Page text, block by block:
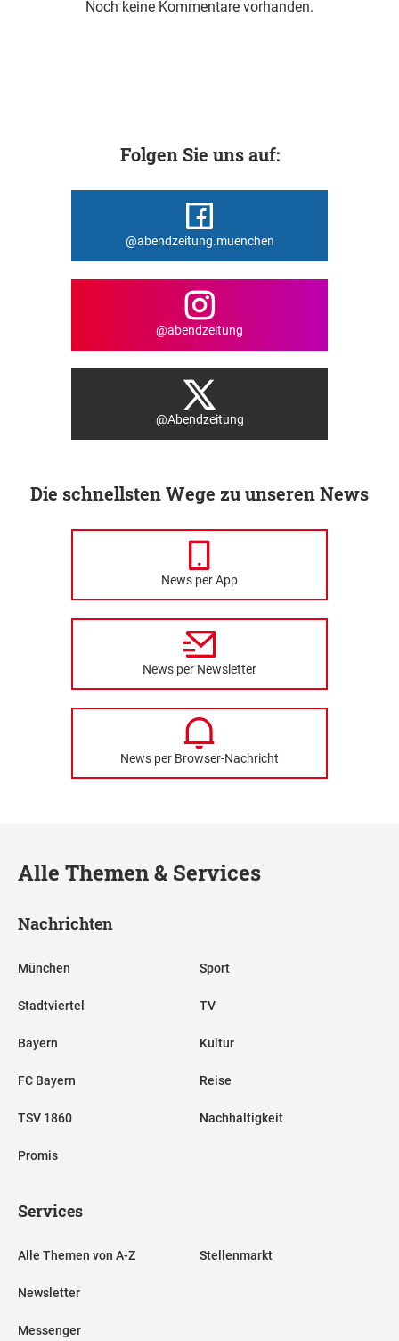
Noch keine Kommentare vorhanden.
Folgen Sie uns auf:
@abendzeitung.muenchen
@abendzeitung
@Abendzeitung
Die schnellsten Wege zu unseren News
News per App
News per Newsletter
News per Browser-Nachricht
Alle Themen & Services
Nachrichten
München
Stadtviertel
Bayern
FC Bayern
TSV 1860
Promis
Sport
TV
Kultur
Reise
Nachhaltigkeit
Services
Alle Themen von A-Z
Newsletter
Messenger
Stellenmarkt